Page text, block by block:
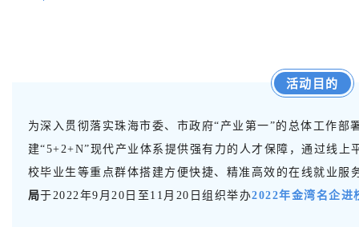
活动目的
为深入贯彻落实珠海市委、市政府“产业第一”的总体工作
建“5+2+N”现代产业体系提供强有力的人才保障，通过线
校毕业生等重点群体搭建方便快捷、精准高效的在线就业服
局于2022年9月20日至11月20日组织举办2022年金湾名企进